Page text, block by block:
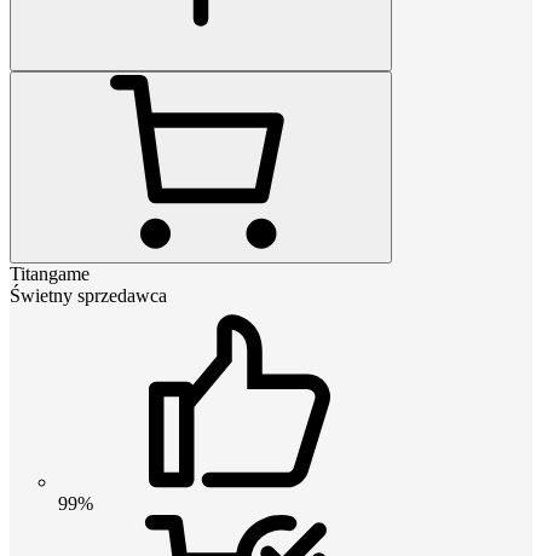
Titangame
Świetny sprzedawca
99%